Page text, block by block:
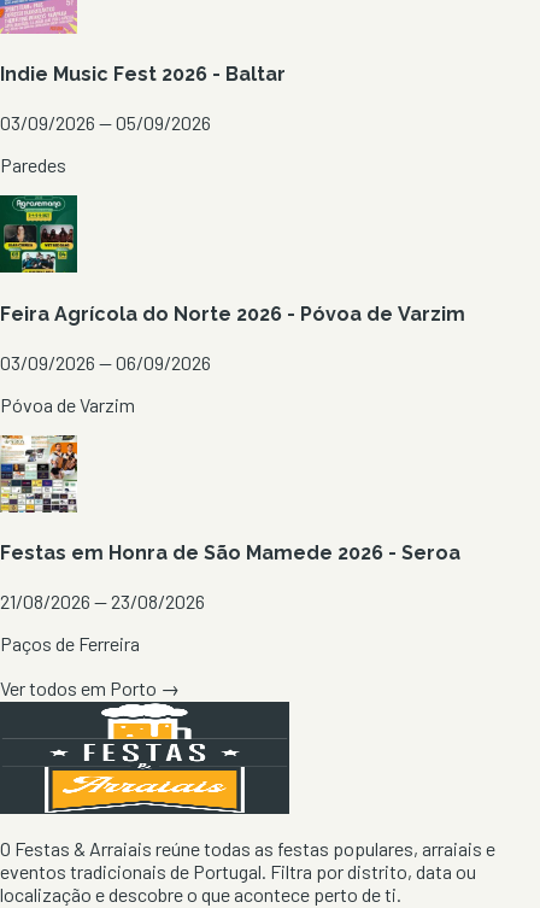
Indie Music Fest 2026 - Baltar
03/09/2026 — 05/09/2026
Paredes
Feira Agrícola do Norte 2026 - Póvoa de Varzim
03/09/2026 — 06/09/2026
Póvoa de Varzim
Festas em Honra de São Mamede 2026 - Seroa
21/08/2026 — 23/08/2026
Paços de Ferreira
Ver todos em Porto →
O Festas & Arraiais reúne todas as festas populares, arraiais e
eventos tradicionais de Portugal. Filtra por distrito, data ou
localização e descobre o que acontece perto de ti.